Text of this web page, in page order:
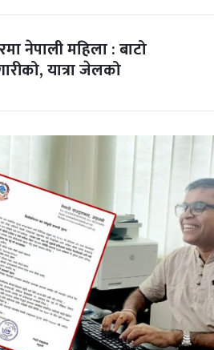
नेपाली महिला : बाटो
यात्रा जेलको